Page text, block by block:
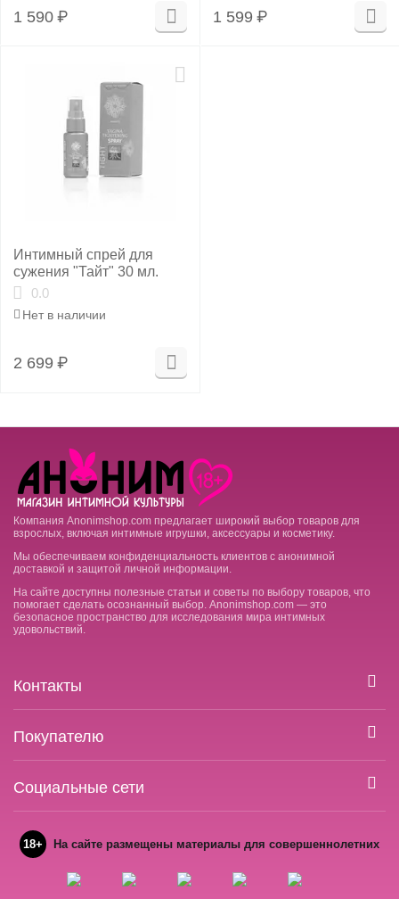
1 590 ₽ 1 599 ₽
Интимный спрей для
сужения "Тайт" 30 мл.
0.0
Нет в наличии
2 699 ₽
Компания Anonimshop.com предлагает широкий выбор товаров для
взрослых, включая интимные игрушки, аксессуары и косметику.
Мы обеспечиваем конфиденциальность клиентов с анонимной
доставкой и защитой личной информации.
На сайте доступны полезные статьи и советы по выбору товаров, что
помогает сделать осознанный выбор. Anonimshop.com — это
безопасное пространство для исследования мира интимных
удовольствий.
Контакты
Покупателю
Социальные сети
18+ На сайте размещены материалы для совершеннолетних